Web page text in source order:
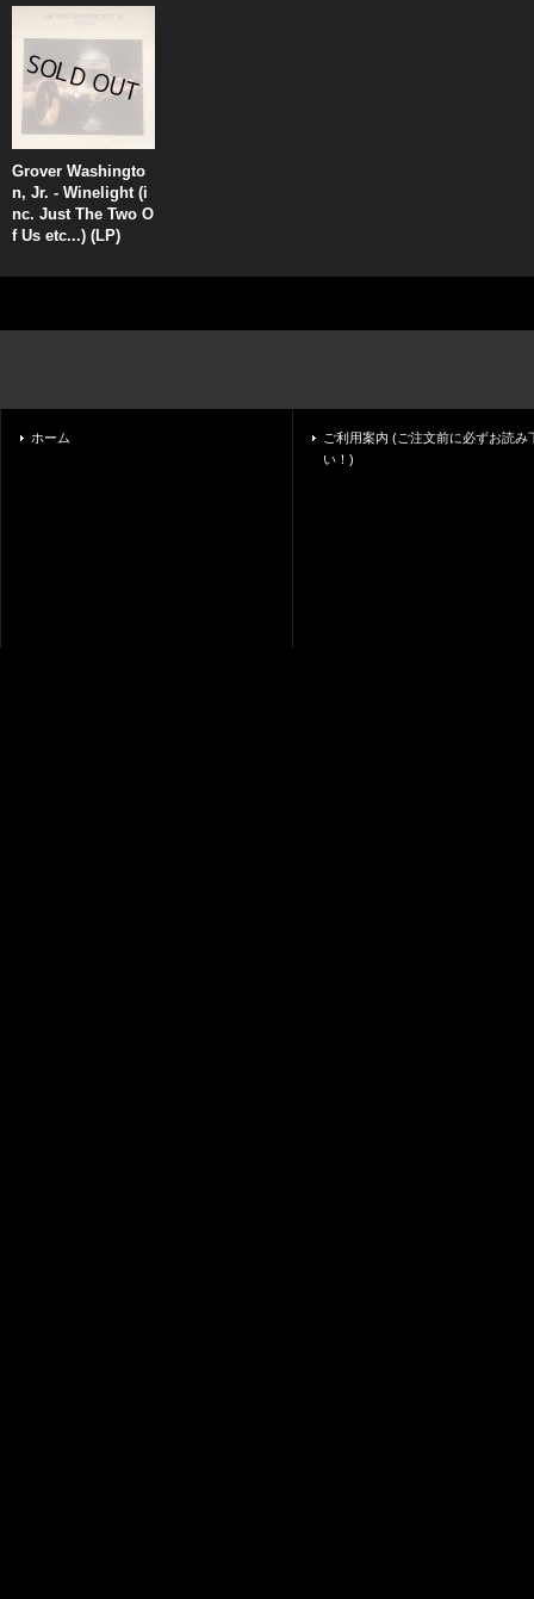
Grover Washingto
n, Jr. - Winelight (i
nc. Just The Two O
f Us etc...) (LP)
ホーム
ご利用案内 (ご注文前に必ずお読み
い！)